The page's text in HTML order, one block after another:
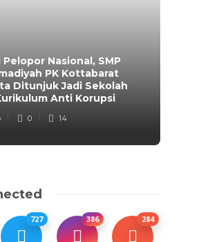
Pelopor Nasional, SMP
PK Kottabarat
Ditunjuk Jadi Sekolah
Anti Korupsi
0 14
727 386 284